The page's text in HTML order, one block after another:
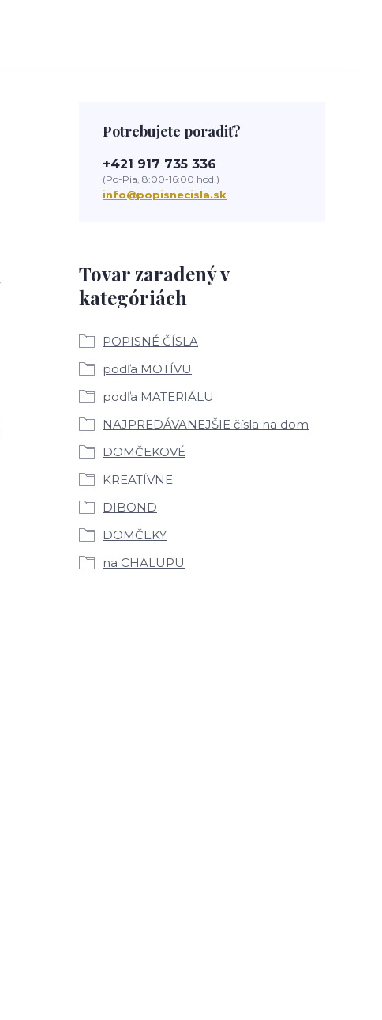
Tovar zaradený v
kategóriách
POPISNÉ ČÍSLA
podľa MOTÍVU
podľa MATERIÁLU
NAJPREDÁVANEJŠIE čísla na dom
DOMČEKOVÉ
KREATÍVNE
DIBOND
DOMČEKY
na CHALUPU
Potrebujete poradiť?
+421 917 735 336
(Po-Pia, 8:00-16:00 hod.)
info@popisnecisla.sk